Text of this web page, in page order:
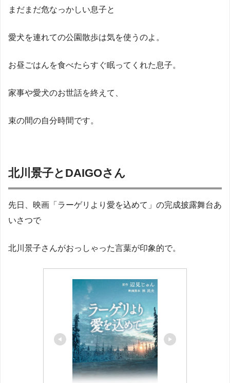
まだまだ危なっかしい息子と
愛犬を連れての公園散歩は気を使うのよ。
お昼ごはんを食べたらすぐ眠ってくれた息子。
家事や愛犬のお世話を終えて、
束の間の自分時間です。
北川景子とDAIGOさん
先日、映画「ラーゲリより愛を込めて」の完成披露舞台あ
いさつで
北川景子さんがおっしゃった言葉が印象的で。